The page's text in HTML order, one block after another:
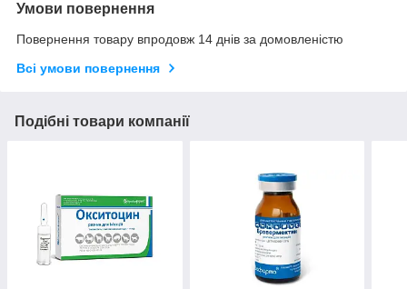
Умови повернення
Повернення товару впродовж 14 днів за домовленістю
Всі умови повернення
Подібні товари компанії